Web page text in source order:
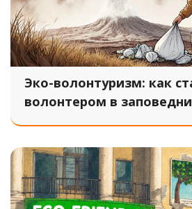
Эко-волонтуризм: как
волонтером в